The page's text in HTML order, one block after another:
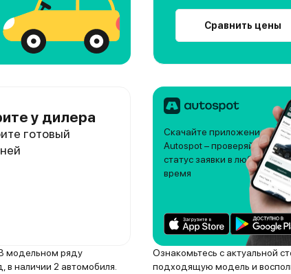
Сравнить цены
у дилера
готовый
Скачайте приложение
Autospot – проверяйте
статус заявки в любое
время
модельном ряду
наличии 2 автомобиля.
Ознакомьтесь с актуальной
подходящую модель и